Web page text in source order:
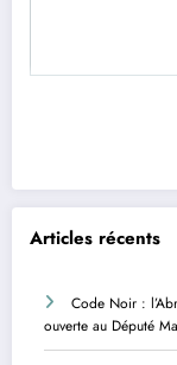
Articles récents
Code Noir :
ouverte au Député